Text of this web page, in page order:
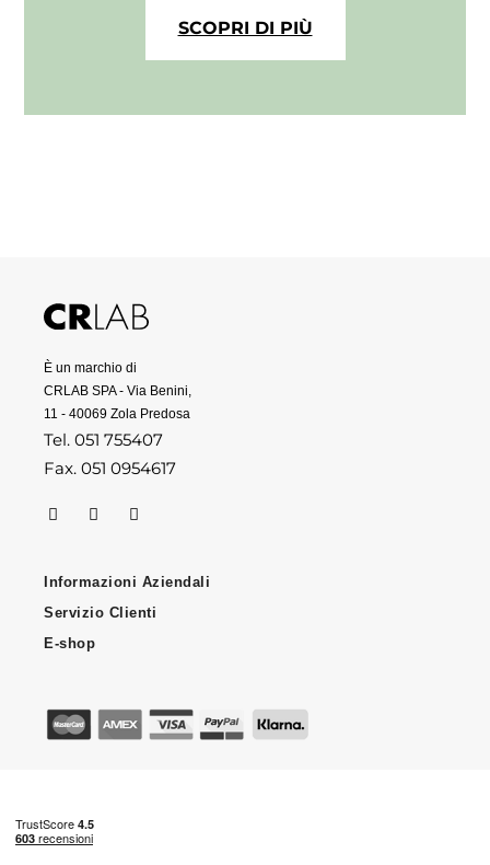
SCOPRI DI PIÙ
È un marchio di
CRLAB SPA - Via Benini,
11 - 40069 Zola Predosa
Tel. 051 755407
Fax. 051 0954617
Informazioni Aziendali
Servizio Clienti
E-shop